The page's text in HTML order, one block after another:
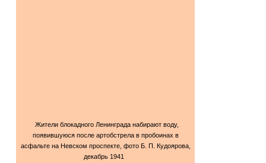
Жители блокадного Ленинграда набирают воду,
появившуюся после артобстрела в пробоинах в
асфальте на Невском проспекте, фото Б. П. Кудоярова,
декабрь 1941